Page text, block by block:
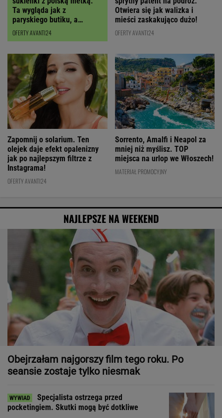
Ta wygląda jak z
paryskiego butiku, a
kupimy ją z RABATEM
OFERTY AVANTI24
Otwiera się jak walizka i
mieści zaskakująco dużo!
OFERTY AVANTI24
Zapomnij o solarium. Ten
olejek daje efekt opalenizny
jak po najlepszym filtrze z
Instagrama!
OFERTY AVANTI24
Sorrento, Amalfi i Neapol za
mniej niż myślisz. TOP
miejsca na urlop we Włoszech!
MATERIAŁ PROMOCYJNY
NAJLEPSZE NA WEEKEND
Obejrzałam najgorszy film tego roku. Po
seansie zostaje tylko niesmak
Specjalista ostrzega przed
pocketingiem. Skutki mogą być dotkliwe